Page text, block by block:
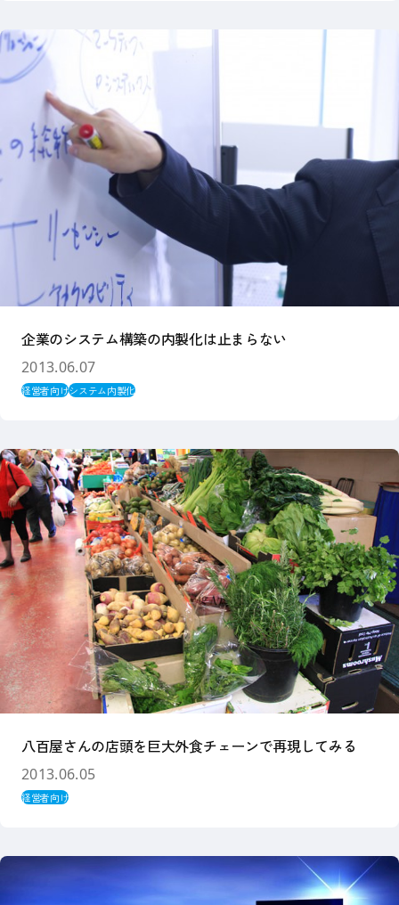
企業のシステム構築の内製化は止まらない
2013.06.07
経営者向けシステム内製化
八百屋さんの店頭を巨大外食チェーンで再現してみる
2013.06.05
経営者向け